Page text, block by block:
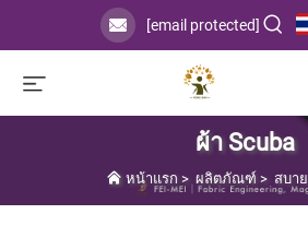
[email protected]
ผ้า Scuba
หน้าแรก > ผลิตภัณฑ์ > สบาย